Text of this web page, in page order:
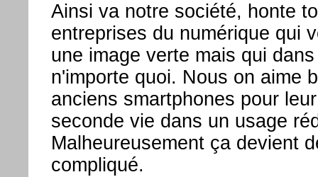
Ainsi va notre société, honte
entreprises du numérique qui
une image verte mais qui
n'importe quoi. Nous on aime
anciens smartphones pour
seconde vie dans un usage
Malheureusement ça devient
compliqué.